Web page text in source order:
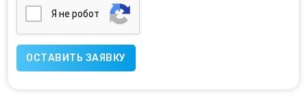
Я нe poбoт